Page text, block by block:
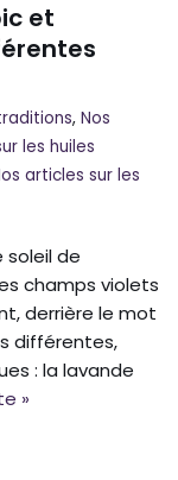
et
, Nos
les huiles
articles sur les
de
champs violets
derrière le mot
différentes,
: la lavande
»